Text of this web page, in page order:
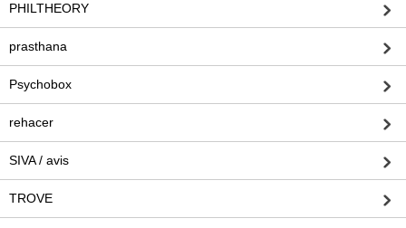
PHILTHEORY
prasthana
Psychobox
rehacer
SIVA / avis
TROVE